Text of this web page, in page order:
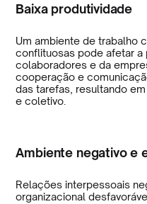
Baixa produtividade
Um ambiente de trabalho
conflituosas pode afetar a
colaboradores e da
cooperação e
das tarefas, resultando
e coletivo.
Ambiente negativo e
Relações interpessoais
organizacional